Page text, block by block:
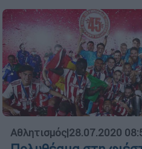
Αθλητισμός|28.07.2020